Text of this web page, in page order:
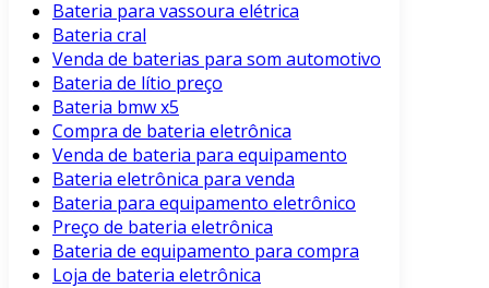
Bateria para vassoura elétrica
Bateria cral
Venda de baterias para som automotivo
Bateria de lítio preço
Bateria bmw x5
Compra de bateria eletrônica
Venda de bateria para equipamento
Bateria eletrônica para venda
Bateria para equipamento eletrônico
Preço de bateria eletrônica
Bateria de equipamento para compra
Loja de bateria eletrônica